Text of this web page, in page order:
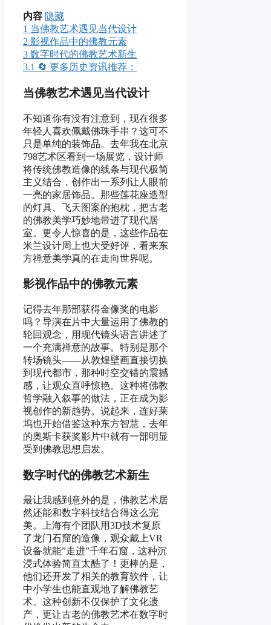
内容 隐藏
1 当佛教艺术遇见当代设计
2 影视作品中的佛教元素
3 数字时代的佛教艺术新生
3.1 🔄 更多历史资讯推荐：
当佛教艺术遇见当代设计
不知道你有没有注意到，现在很多
年轻人喜欢佩戴佛珠手串？这可不
只是单纯的装饰品。去年我在北京
798艺术区看到一场展览，设计师
将传统佛教造像的线条与现代极简
主义结合，创作出一系列让人眼前
一亮的家居饰品。那些莲花座造型
的灯具、飞天图案的抱枕，把古老
的佛教美学巧妙地带进了现代居
室。更令人惊喜的是，这些作品在
米兰设计周上也大受好评，看来东
方禅意美学真的在走向世界呢。
影视作品中的佛教元素
记得去年那部获得金像奖的电影
吗？导演在片中大量运用了佛教的
轮回观念，用现代镜头语言讲述了
一个充满禅意的故事。特别是那个
转场镜头——从敦煌壁画直接切换
到现代都市，那种时空交错的震撼
感，让观众直呼惊艳。这种将佛教
哲学融入叙事的做法，正在成为影
视创作的新趋势。说起来，连好莱
坞也开始借鉴这种东方智慧，去年
的奥斯卡获奖影片中就有一部明显
受到佛教思想启发。
数字时代的佛教艺术新生
最让我感到意外的是，佛教艺术居
然还能和数字科技结合得这么完
美。上海有个团队用3D技术复原
了龙门石窟的造像，观众戴上VR
设备就能”走进”千年石窟，这种沉
浸式体验简直太酷了！更棒的是，
他们还开发了相关的教育软件，让
中小学生也能直观地了解佛教艺
术。这种创新不仅保护了文化遗
产，更让古老的佛教艺术在数字时